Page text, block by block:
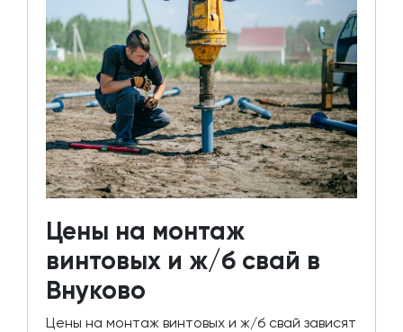
Цены на монтаж
винтовых и ж/б свай в
Внуково
Цены на монтаж винтовых и ж/б свай зависят